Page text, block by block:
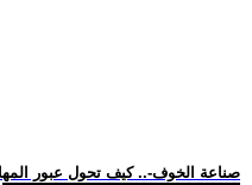
.. -صناعة الخوف-.. كيف تحول عبور